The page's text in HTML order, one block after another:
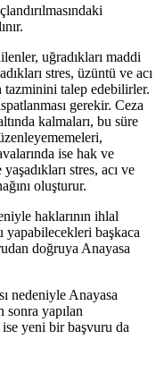
uğradıkları maddi
stres, üzüntü ve acı
tazminini talep edebilirler.
gerekir. Ceza
kalmaları, bu süre
ise hak ve
stres, acı ve
oluşturur.
haklarının ihlal
yapabilecekleri başkaca
doğruya Anayasa
nedeniyle Anayasa
sonra yapılan
ise yeni bir başvuru da